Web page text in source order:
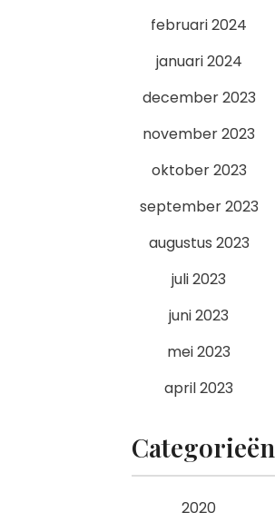
februari 2024
januari 2024
december 2023
november 2023
oktober 2023
september 2023
augustus 2023
juli 2023
juni 2023
mei 2023
april 2023
Categorieën
2020